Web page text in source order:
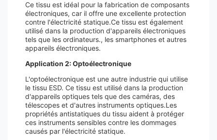
Ce tissu est idéal pour la fabrication de composants
électroniques, car il offre une excellente protection
contre l'électricité statique.Ce tissu est également
utilisé dans la production d'appareils électroniques
tels que les ordinateurs., les smartphones et autres
appareils électroniques.
Application 2: Optoélectronique
L'optoélectronique est une autre industrie qui utilise
le tissu ESD. Ce tissu est utilisé dans la production
d'appareils optiques tels que des caméras, des
télescopes et d'autres instruments optiques.Les
propriétés antistatiques du tissu aident à protéger
ces instruments sensibles contre les dommages
causés par l'électricité statique.